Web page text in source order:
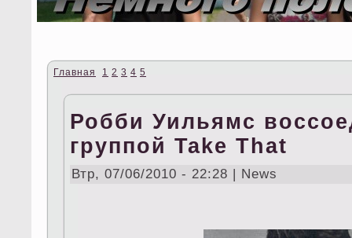
Главная 1 2 3 4 5
Робби Уильямс
группой Take That
Втр, 07/06/2010 - 22:28 | News